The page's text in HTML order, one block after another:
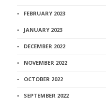
FEBRUARY 2023
JANUARY 2023
DECEMBER 2022
NOVEMBER 2022
OCTOBER 2022
SEPTEMBER 2022